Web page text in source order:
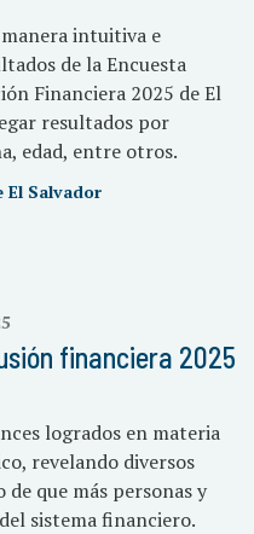
intuitiva e
de la Encuesta
Financiera 2025 de El
resultados por
edad, entre otros.
El Salvador
financiera 2025
logrados en materia
revelando diversos
que más personas y
sistema financiero.